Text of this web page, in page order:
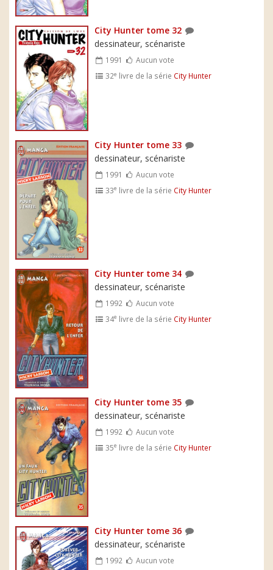
City Hunter tome 32
dessinateur, scénariste
1991
Aucun vote
32e livre de la série City Hunter
City Hunter tome 33
dessinateur, scénariste
1991
Aucun vote
33e livre de la série City Hunter
City Hunter tome 34
dessinateur, scénariste
1992
Aucun vote
34e livre de la série City Hunter
City Hunter tome 35
dessinateur, scénariste
1992
Aucun vote
35e livre de la série City Hunter
City Hunter tome 36
dessinateur, scénariste
1992 Aucun vote